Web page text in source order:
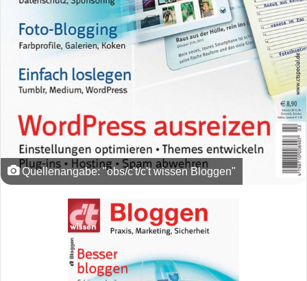
Quellenangabe: "obs/c't/c't wissen Bloggen"